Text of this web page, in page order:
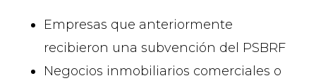
Empresas que anteriormente
recibieron una subvención del PSBRF
Negocios inmobiliarios comerciales o